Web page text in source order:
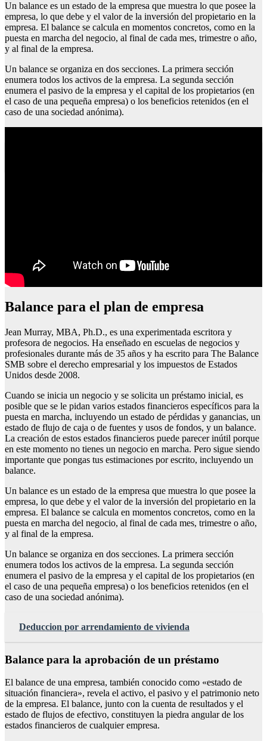
Un balance es un estado de la empresa que muestra lo que posee la
empresa, lo que debe y el valor de la inversión del propietario en la
empresa. El balance se calcula en momentos concretos, como en la
puesta en marcha del negocio, al final de cada mes, trimestre o año,
y al final de la empresa.
Un balance se organiza en dos secciones. La primera sección
enumera todos los activos de la empresa. La segunda sección
enumera el pasivo de la empresa y el capital de los propietarios (en
el caso de una pequeña empresa) o los beneficios retenidos (en el
caso de una sociedad anónima).
Balance para el plan de empresa
Jean Murray, MBA, Ph.D., es una experimentada escritora y
profesora de negocios. Ha enseñado en escuelas de negocios y
profesionales durante más de 35 años y ha escrito para The Balance
SMB sobre el derecho empresarial y los impuestos de Estados
Unidos desde 2008.
Cuando se inicia un negocio y se solicita un préstamo inicial, es
posible que se le pidan varios estados financieros específicos para la
puesta en marcha, incluyendo un estado de pérdidas y ganancias, un
estado de flujo de caja o de fuentes y usos de fondos, y un balance.
La creación de estos estados financieros puede parecer inútil porque
en este momento no tienes un negocio en marcha. Pero sigue siendo
importante que pongas tus estimaciones por escrito, incluyendo un
balance.
Un balance es un estado de la empresa que muestra lo que posee la
empresa, lo que debe y el valor de la inversión del propietario en la
empresa. El balance se calcula en momentos concretos, como en la
puesta en marcha del negocio, al final de cada mes, trimestre o año,
y al final de la empresa.
Un balance se organiza en dos secciones. La primera sección
enumera todos los activos de la empresa. La segunda sección
enumera el pasivo de la empresa y el capital de los propietarios (en
el caso de una pequeña empresa) o los beneficios retenidos (en el
caso de una sociedad anónima).
Deduccion por arrendamiento de vivienda
Balance para la aprobación de un préstamo
El balance de una empresa, también conocido como «estado de
situación financiera», revela el activo, el pasivo y el patrimonio neto
de la empresa. El balance, junto con la cuenta de resultados y el
estado de flujos de efectivo, constituyen la piedra angular de los
estados financieros de cualquier empresa.